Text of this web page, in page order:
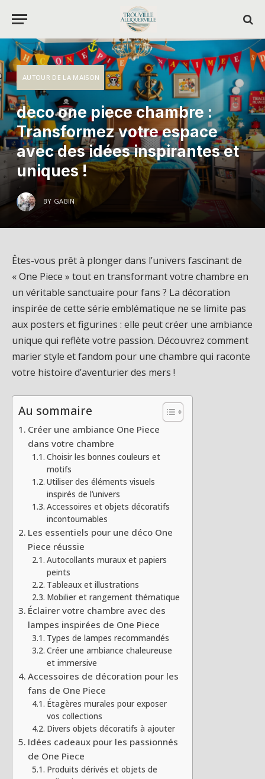
AUTOUR DE LA MAISON
deco one piece chambre :
Transformez votre espace
avec des idées inspirantes et
uniques !
BY GABIN
Êtes-vous prêt à plonger dans l’univers fascinant de
« One Piece » tout en transformant votre chambre en
un véritable sanctuaire pour fans ? La décoration
inspirée de cette série emblématique ne se limite pas
aux posters et figurines : elle peut créer une ambiance
unique qui reflète votre passion. Découvrez comment
marier style et fandom pour une chambre qui raconte
votre histoire d’aventurier des mers !
Au sommaire
Créer une ambiance One Piece
dans votre chambre
Choisir les bonnes couleurs et
motifs
Utiliser des éléments visuels
inspirés de l’univers
Accessoires et objets décoratifs
incontournables
Les essentiels pour une déco One
Piece réussie
Autocollants muraux et papiers
peints
Tableaux et illustrations
Mobilier et rangement thématique
Éclairer votre chambre avec des
lampes inspirées de One Piece
Types de lampes recommandés
Créer une ambiance chaleureuse
et immersive
Accessoires de décoration pour les
fans de One Piece
Étagères murales pour exposer
vos collections
Divers objets décoratifs à ajouter
Idées cadeaux pour les passionnés
de One Piece
Produits dérivés et objets de